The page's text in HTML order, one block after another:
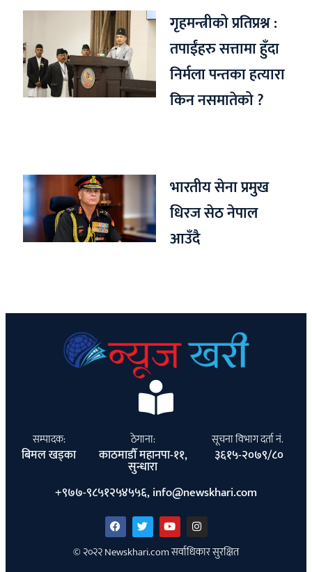
गृहमन्त्रीको प्रतिप्रश्न :
तपाईंहरु सत्तामा हुँदा
निर्मला पन्तका हत्यारा
किन नसमातेको ?
भारतीय सेना प्रमुख
धिरज सेठ नेपाल
आउँदै
सम्पादक:
बिमल खड्का
ठेगाना:
काठमाडौँ महानपा-११,
सुन्धारा
सूचना विभाग दर्ता नं.
३६१५-२०७९/८०
+९७७-९८५१२५४५५६, info@newskhari.com
© २०२२ Newskhari.com सर्वाधिकार सुरक्षित